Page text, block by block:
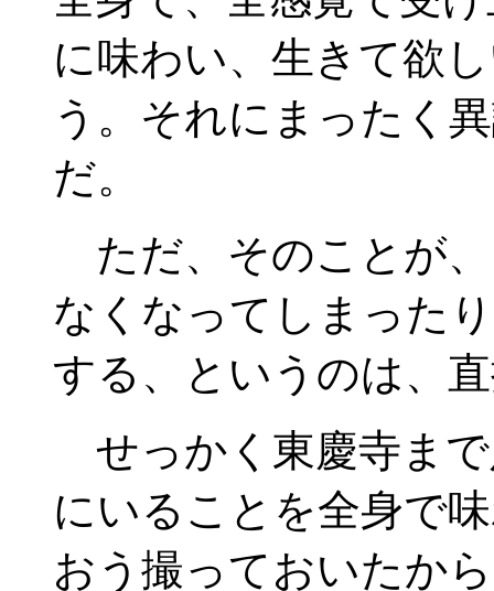
に味わい、生きて欲
う。それにまったく
だ。
ただ、そのことが
なくなってしまった
する、というのは、
せっかく東慶寺ま
にいることを全身で
おう撮っておいたか